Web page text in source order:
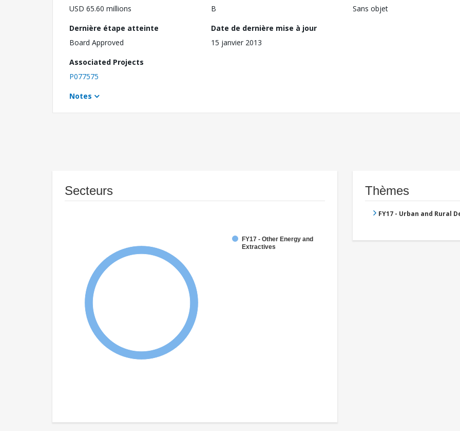
USD 65.60 millions
B
Sans objet
Dernière étape atteinte
Board Approved
Date de dernière mise à jour
15 janvier 2013
Associated Projects
P077575
Notes
Secteurs
FY17 - Other Energy and
Extractives
Thèmes
FY17 - Urban and Rural